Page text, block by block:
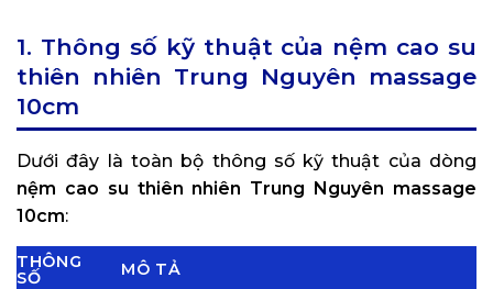
1. Thông số kỹ thuật của nệm cao su
thiên nhiên Trung Nguyên massage
10cm
Dưới đây là toàn bộ thông số kỹ thuật của dòng
nệm cao su thiên nhiên Trung Nguyên massage
10cm:
THÔNG
SỐ
MÔ TẢ